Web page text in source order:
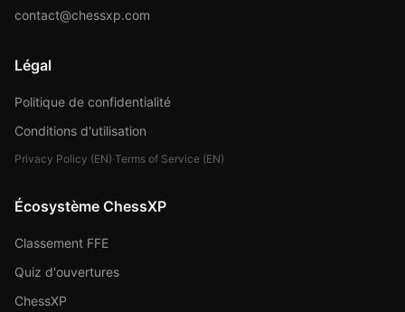
contact@chessxp.com
Légal
Politique de confidentialité
Conditions d'utilisation
Privacy Policy (EN)·Terms of Service (EN)
Écosystème ChessXP
Classement FFE
Quiz d'ouvertures
ChessXP